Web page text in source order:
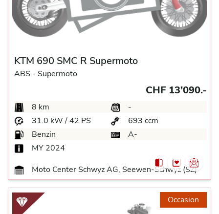
KTM 690 SMC R Supermoto
ABS - Supermoto
CHF 13’090.-
8 km
-
31.0 kW / 42 PS
693 ccm
Benzin
A-
MY 2024
Moto Center Schwyz AG, Seewen-Schwyz (SZ)
Occasion